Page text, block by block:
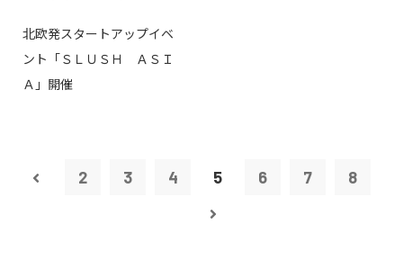
北欧発スタートアップイベ
ント「ＳＬＵＳＨ ＡＳＩ
Ａ」開催
2 3 4 5 6 7 8